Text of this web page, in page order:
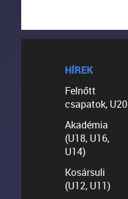
HÍREK
Felnőtt
csapatok, U20
Akadémia
(U18, U16,
U14)
Kosársuli
(U12, U11)